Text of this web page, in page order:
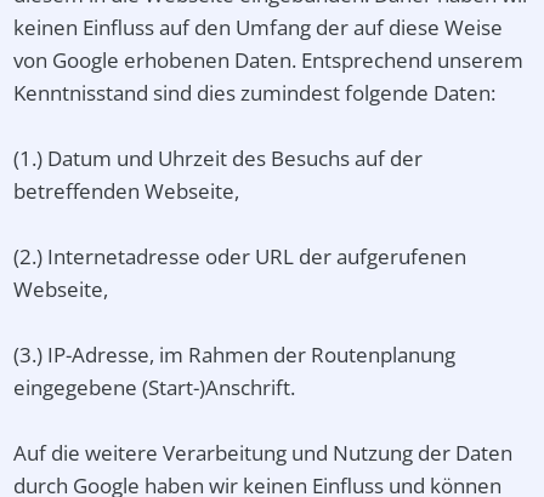
keinen Einfluss auf den Umfang der auf diese Weise
von Google erhobenen Daten. Entsprechend unserem
Kenntnisstand sind dies zumindest folgende Daten:
(1.) Datum und Uhrzeit des Besuchs auf der
betreffenden Webseite,
(2.) Internetadresse oder URL der aufgerufenen
Webseite,
(3.) IP-Adresse, im Rahmen der Routenplanung
eingegebene (Start-)Anschrift.
Auf die weitere Verarbeitung und Nutzung der Daten
durch Google haben wir keinen Einfluss und können